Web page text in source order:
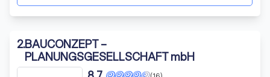
2.BAUCONZEPT –
PLANUNGSGESELLSCHAFT mbH